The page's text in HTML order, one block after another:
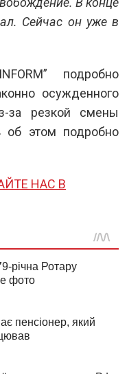
Сейчас он уже в
подробно
осужденного
за резкой смены
об этом подробно
НАС В